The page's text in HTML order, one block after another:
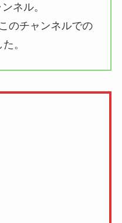
ネル。
のチャンネルでの
。